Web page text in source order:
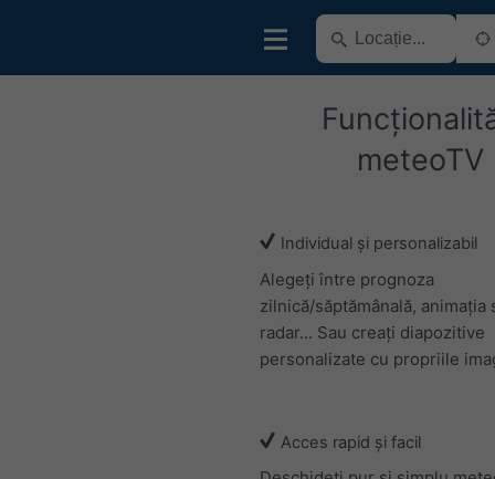
meteoTV
Individual și personalizabil
Alegeți între prognoza
zilnică/săptămânală, animația
radar... Sau creați diapozitive
personalizate cu propriile
Acces rapid și facil